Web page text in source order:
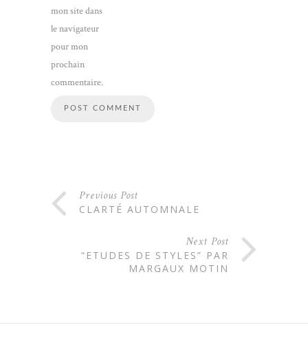
mon site dans
le navigateur
pour mon
prochain
commentaire.
Previous Post
CLARTÉ AUTOMNALE
Next Post
“ETUDES DE STYLES” PAR
MARGAUX MOTIN